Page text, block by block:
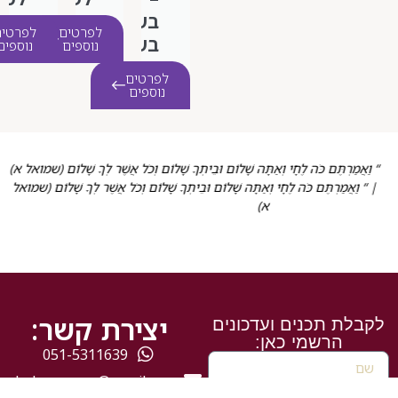
בשבילך,
בשביל
המשפחהלפרטים
פסחלפרטים
נוספים
כלה
לפרטים
נוספים
כֹּה לֶחָי וְאַתָּה שָׁלוֹם וּבֵיתְךָ שָׁלוֹם וְכֹל אֲשֶׁר לְךָ שָׁלוֹם (שמואל א)
כֹּה לֶחָי וְאַתָּה שָׁלוֹם וּבֵיתְךָ שָׁלוֹם וְכֹל אֲשֶׁר לְךָ שָׁלוֹם (שמואל
א)
“
| “
תכנים ועדכונים
הרשמי כאן:
יצירת קשר:
051-5311639
mshalomrzoom@gmail.com